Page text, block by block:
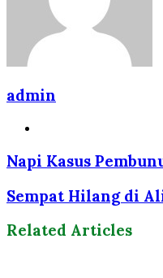
admin
Napi Kasus
Sempat Hilang di
Related Articles